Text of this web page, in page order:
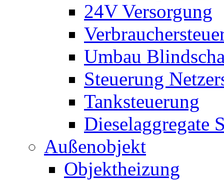
24V Versorgung
Umbau
Steuerung
Tanksteuerung
Dieselaggregate
Außenobjekt
Objektheizung